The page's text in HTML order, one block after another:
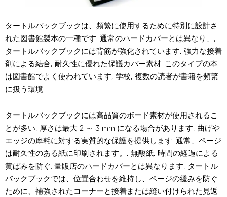
タートルバックブックは、頻繁に使用するために特別に設計さ
れた図書館製本の一種です. 通常のハードカバーとは異なり、,
タートルバックブックには背筋が強化されています, 強力な接着
剤による結合, 耐久性に優れた保護カバー素材. このタイプの本
は図書館でよく使われています, 学校, 複数の読者が書籍を頻繁
に扱う環境.
タートルバックブックには高品質のボード素材が使用されるこ
とが多い, 厚さは最大 2 ～ 3 mm になる場合があります, 曲げや
エッジの摩耗に対する実質的な保護を提供します. 通常、ページ
は耐久性のある紙に印刷されます。, 無酸紙, 時間の経過による
黄ばみを防ぐ. 量販店のハードカバーとは異なります, タートル
バックブックでは、位置合わせを維持し、ページの緩みを防ぐ
ために、補強されたコーナーと接着または縫い付けられた見返